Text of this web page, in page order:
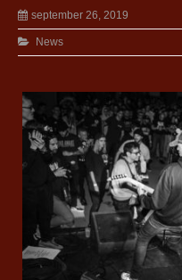
september 26, 2019
News